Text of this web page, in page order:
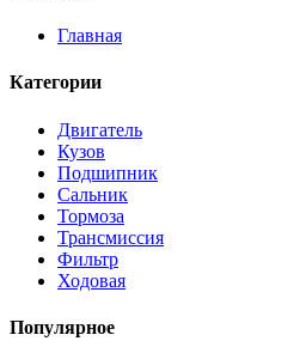
Главная
Категории
Двигатель
Кузов
Подшипник
Сальник
Тормоза
Трансмиссия
Фильтр
Ходовая
Популярное